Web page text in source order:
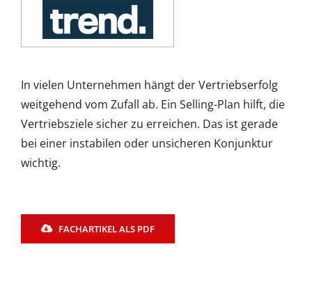
In vielen Unternehmen hängt der Vertriebserfolg
weitgehend vom Zufall ab. Ein Selling-Plan hilft, die
Vertriebsziele sicher zu erreichen. Das ist gerade
bei einer instabilen oder unsicheren Konjunktur
wichtig.
FACHARTIKEL ALS PDF